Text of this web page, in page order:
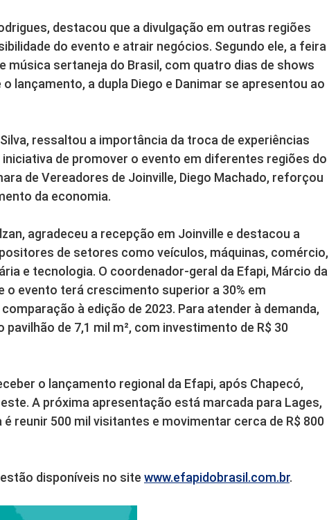
destacou que a divulgação em outras regiões
do evento e atrair negócios. Segundo ele, a feira
música sertaneja do Brasil, com quatro dias de shows
lançamento, a dupla Diego e Danimar se apresentou ao
ressaltou a importância da troca de experiências
de promover o evento em diferentes regiões do
de Vereadores de Joinville, Diego Machado, reforçou
da economia.
agradeceu a recepção em Joinville e destacou a
de setores como veículos, máquinas, comércio,
e tecnologia. O coordenador-geral da Efapi, Márcio da
o evento terá crescimento superior a 30% em
à edição de 2023. Para atender à demanda,
de 7,1 mil m², com investimento de R$ 30
o lançamento regional da Efapi, após Chapecó,
A próxima apresentação está marcada para Lages,
reunir 500 mil visitantes e movimentar cerca de R$ 800
disponíveis no site www.efapidobrasil.com.br.